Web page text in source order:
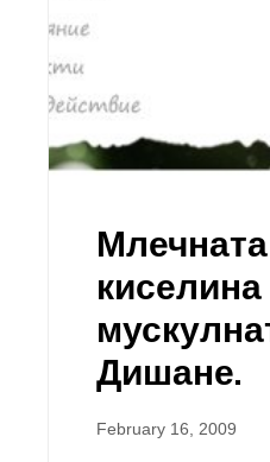
Млечната
киселина
Дишане.
February 16, 2009